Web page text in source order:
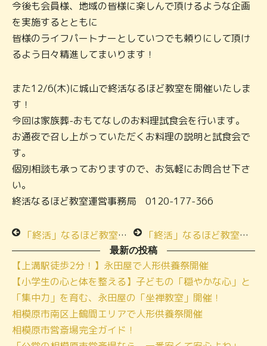
今後も会員様、地域の皆様に楽しんで頂けるような企画
を実施するとともに
皆様のライフパートナーとしていつでも頼りにして頂け
るよう日々精進してまいります！
また12/6(木)に城山で終活なるほど教室を開催いたしま
す！
今回は家族葬-おもてなしのお料理試食会を行います。
お通夜で召し上がっていただくお料理の説明と試食会で
す。
個別相談も承っておりますので、お気軽にお問合せ下さ
い。
終活なるほど教室運営事務局 0120-177-366
「終活」なるほど教室 食べて学ぶおもてなしの通夜料理★メモリアルハウス城山★ 「終活」なるほど教室★季節のお料理お食事会★メモリアルハウス小田急相模原
最新の投稿
【上溝駅徒歩2分！】永田屋で人形供養祭開催
【小学生の心と体を整える】子どもの「穏やかな心」と
「集中力」を育む、永田屋の「坐禅教室」開催！
相模原市南区上鶴間エリアで人形供養祭開催
相模原市営斎場完全ガイド！